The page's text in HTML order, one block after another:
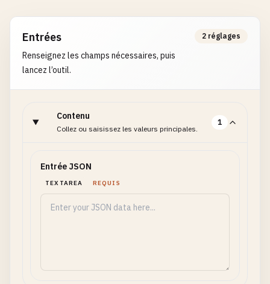
Entrées
Renseignez les champs nécessaires, puis
lancez l’outil.
2 réglages
Contenu
Collez ou saisissez les valeurs principales.
1
Entrée JSON
TEXTAREA REQUIS